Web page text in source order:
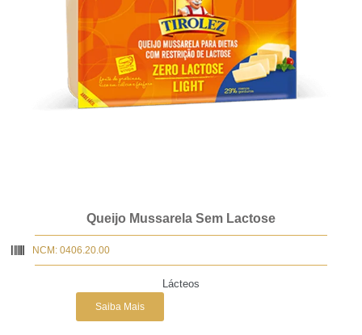
Queijo Mussarela Sem Lactose
NCM: 0406.20.00
Lácteos
Saiba Mais